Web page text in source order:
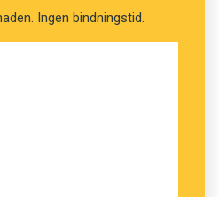
Ingen bindningstid.